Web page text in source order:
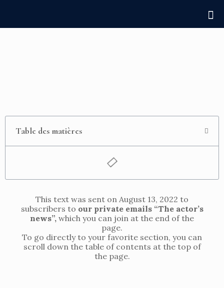
Table des matières
This text was sent on August 13, 2022 to
subscribers to our private emails “The actor’s
news”, which you can join at the end of the
page.
To go directly to your favorite section, you can
scroll down the table of contents at the top of
the page.